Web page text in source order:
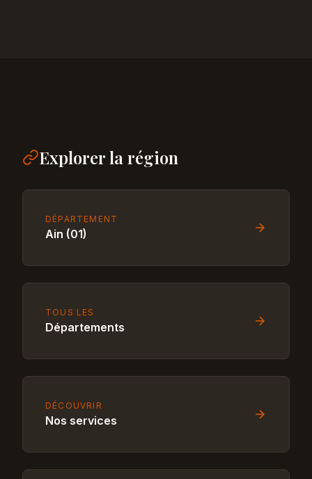
Explorer la région
DÉPARTEMENT
Ain (01)
TOUS LES
Départements
DÉCOUVRIR
Nos services